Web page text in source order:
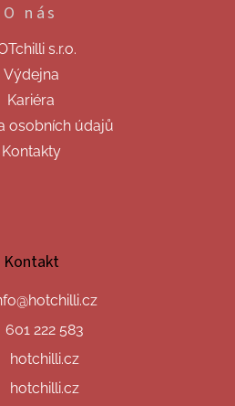
O nás
s.r.o.
Výdejna
Kariéra
osobních údajů
Kontakty
Kontakt
@hotchilli.cz
601 222 583
hotchilli.cz
hotchilli.cz